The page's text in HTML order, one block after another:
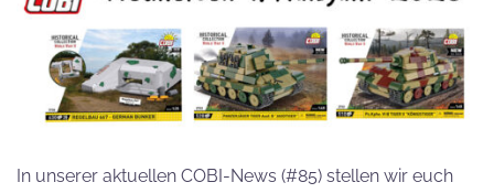
In unserer aktuellen COBI-News (#85) stellen wir euch